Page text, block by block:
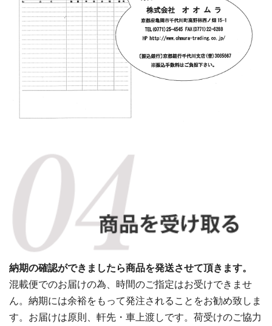
納期の確認ができましたら商品を発送させて頂きます。
混載便でのお届けの為、時間のご指定はお受けできませ
ん。納期には余裕をもって発注されることをお勧め致しま
す。お届けは原則、軒先・車上渡しです。荷受けのご協力